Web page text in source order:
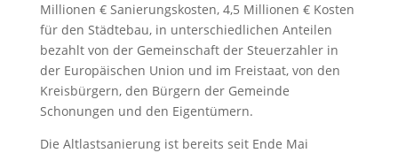
Millionen € Sanierungskosten, 4,5 Millionen € Kosten
für den Städtebau, in unterschiedlichen Anteilen
bezahlt von der Gemeinschaft der Steuerzahler in
der Europäischen Union und im Freistaat, von den
Kreisbürgern, den Bürgern der Gemeinde
Schonungen und den Eigentümern.
Die Altlastsanierung ist bereits seit Ende Mai